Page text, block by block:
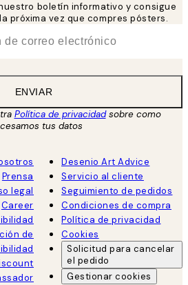
boletín informativo y consigue
próxima vez que compres pósters.
ENVIAR
Política de privacidadsobre como
tus datos
Prensa
legal
Career
de
Desenio Art Advice
Servicio al cliente
Seguimiento de pedidos
Condiciones de compra
Política de privacidad
Cookies
Solicitud para cancelar
el pedido
Gestionar cookies